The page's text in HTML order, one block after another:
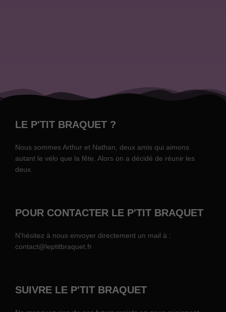
LE P'TIT BRAQUET ?
Nous sommes Arthur et Nathan, deux amis qui aimons
autant le vélo que la fête. Alors on a décidé de réunir les
deux.
POUR CONTACTER LE P'TIT BRAQUET
N'hésitez à nous envoyer directement un mail à :
contact@leptitbraquet.fr
SUIVRE LE P'TIT BRAQUET